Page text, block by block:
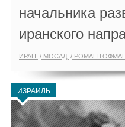
начальника
иранского
ИРАН МОСАД РОМАН
ИЗРАИЛЬ